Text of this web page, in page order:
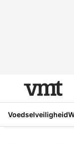
Voedselveiligheid